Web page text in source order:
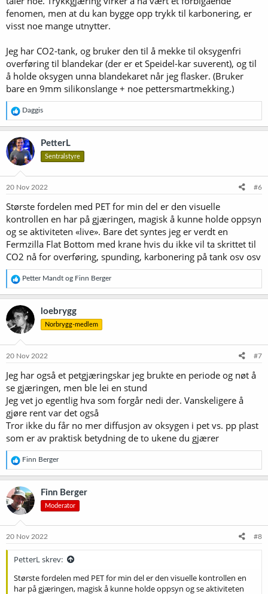
fenomen, men at du kan bygge opp trykk til karbonering, er
visst noe mange utnytter.
Jeg har CO2-tank, og bruker den til å mekke til oksygenfri
overføring til blandekar (der er et Speidel-kar suverent), og til
å holde oksygen unna blandekaret når jeg flasker. (Bruker
bare en 9mm silikonslange + noe pettersmartmekking.)
R
e
a
k
s
j
o
e
:
Daggis
PetterL
Sentralstyre
20 Nov 2022 #6
Største fordelen med PET for min del er den visuelle
kontrollen en har på gjæringen, magisk å kunne holde oppsyn
og se aktiviteten «live». Bare det syntes jeg er verdt en
Fermzilla Flat Bottom med krane hvis du ikke vil ta skrittet til
CO2 nå for overføring, spunding, karbonering på tank osv osv
R
e
a
k
s
j
o
e
:
Petter Mandt og Finn Berger
loebrygg
Norbrygg-medlem
20 Nov 2022 #7
Jeg har også et petgjæringskar jeg brukte en periode og nøt å
se gjæringen, men ble lei en stund
Jeg vet jo egentlig hva som forgår nedi der. Vanskeligere å
gjøre rent var det også
Tror ikke du får no mer diffusjon av oksygen i pet vs. pp plast
som er av praktisk betydning de to ukene du gjærer
R
e
a
k
s
j
o
e
Finn Berger
Finn Berger
Moderator
20 Nov 2022 #8
PetterL skrev:
Største fordelen med PET for min del er den visuelle kontrollen en
har på gjæringen, magisk å kunne holde oppsyn og se aktiviteten